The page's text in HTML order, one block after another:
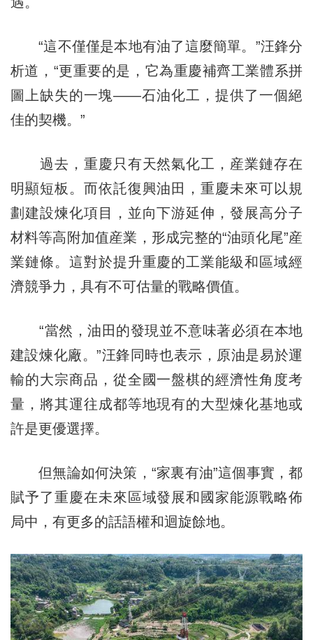
“這不僅僅是本地有油了這麼簡單。”汪鋒分
析道，“更重要的是，它為重慶補齊工業體系拼
圖上缺失的一塊——石油化工，提供了一個絕
佳的契機。”
過去，重慶只有天然氣化工，産業鏈存在
明顯短板。而依託復興油田，重慶未來可以規
劃建設煉化項目，並向下游延伸，發展高分子
材料等高附加值産業，形成完整的“油頭化尾”産
業鏈條。這對於提升重慶的工業能級和區域經
濟競爭力，具有不可估量的戰略價值。
“當然，油田的發現並不意味著必須在本地
建設煉化廠。”汪鋒同時也表示，原油是易於運
輸的大宗商品，從全國一盤棋的經濟性角度考
量，將其運往成都等地現有的大型煉化基地或
許是更優選擇。
但無論如何決策，“家裏有油”這個事實，都
賦予了重慶在未來區域發展和國家能源戰略佈
局中，有更多的話語權和迴旋餘地。